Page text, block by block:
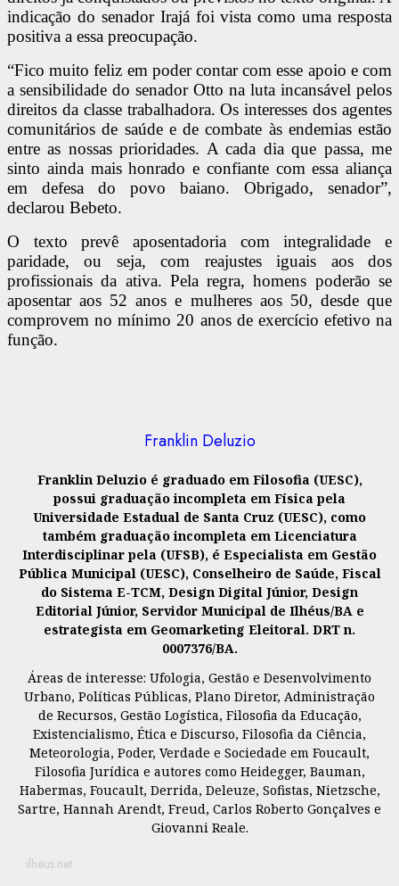
indicação do senador Irajá foi vista como uma resposta
positiva a essa preocupação.
“Fico muito feliz em poder contar com esse apoio e com
a sensibilidade do senador Otto na luta incansável pelos
direitos da classe trabalhadora. Os interesses dos agentes
comunitários de saúde e de combate às endemias estão
entre as nossas prioridades. A cada dia que passa, me
sinto ainda mais honrado e confiante com essa aliança
em defesa do povo baiano. Obrigado, senador”,
declarou Bebeto.
O texto prevê aposentadoria com integralidade e
paridade, ou seja, com reajustes iguais aos dos
profissionais da ativa. Pela regra, homens poderão se
aposentar aos 52 anos e mulheres aos 50, desde que
comprovem no mínimo 20 anos de exercício efetivo na
função.
Franklin Deluzio
Franklin Deluzio é graduado em Filosofia (UESC),
possui graduação incompleta em Física pela
Universidade Estadual de Santa Cruz (UESC), como
também graduação incompleta em Licenciatura
Interdisciplinar pela (UFSB), é Especialista em Gestão
Pública Municipal (UESC), Conselheiro de Saúde, Fiscal
do Sistema E-TCM, Design Digital Júnior, Design
Editorial Júnior, Servidor Municipal de Ilhéus/BA e
estrategista em Geomarketing Eleitoral. DRT n.
0007376/BA.
Áreas de interesse: Ufologia, Gestão e Desenvolvimento
Urbano, Políticas Públicas, Plano Diretor, Administração
de Recursos, Gestão Logística, Filosofia da Educação,
Existencialismo, Ética e Discurso, Filosofia da Ciência,
Meteorologia, Poder, Verdade e Sociedade em Foucault,
Filosofia Jurídica e autores como Heidegger, Bauman,
Habermas, Foucault, Derrida, Deleuze, Sofistas, Nietzsche,
Sartre, Hannah Arendt, Freud, Carlos Roberto Gonçalves e
Giovanni Reale.
ilheus.net